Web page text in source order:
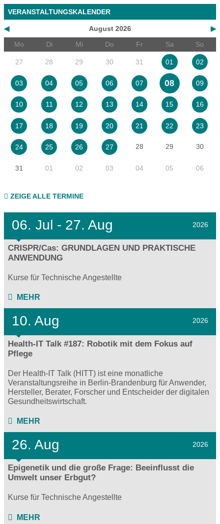
VERANSTALTUNGSKALENDER
◀ ▶
August 2026
Mo
Di Mi Do Fr Sa So
27 28 29 30 31 01 02
03 04 05 06 07 08 09
10 11 12 13 14 15 16
17 18 19 20 21 22 23
24 25 26 27 28 29 30
31 01 02 03 04 05 06
ZEIGE ALLE TERMINE
06. Jul - 27. Aug 2026
CRISPR/Cas: GRUNDLAGEN UND PRAKTISCHE
ANWENDUNG
Kurse für Technische Angestellte
MEHR
10. Aug 2026
Health-IT Talk #187: Robotik mit dem Fokus auf
Pflege
Der Health-IT Talk (HITT) ist eine monatliche
Veranstaltungsreihe in Berlin-Brandenburg für Anwender,
Hersteller, Berater, Forscher und Entscheider der digitalen
Gesundheitswirtschaft.
MEHR
26. Aug 2026
Epigenetik und die große Frage: Beeinflusst die
Umwelt unser Erbgut?
Kurse für Technische Angestellte
MEHR